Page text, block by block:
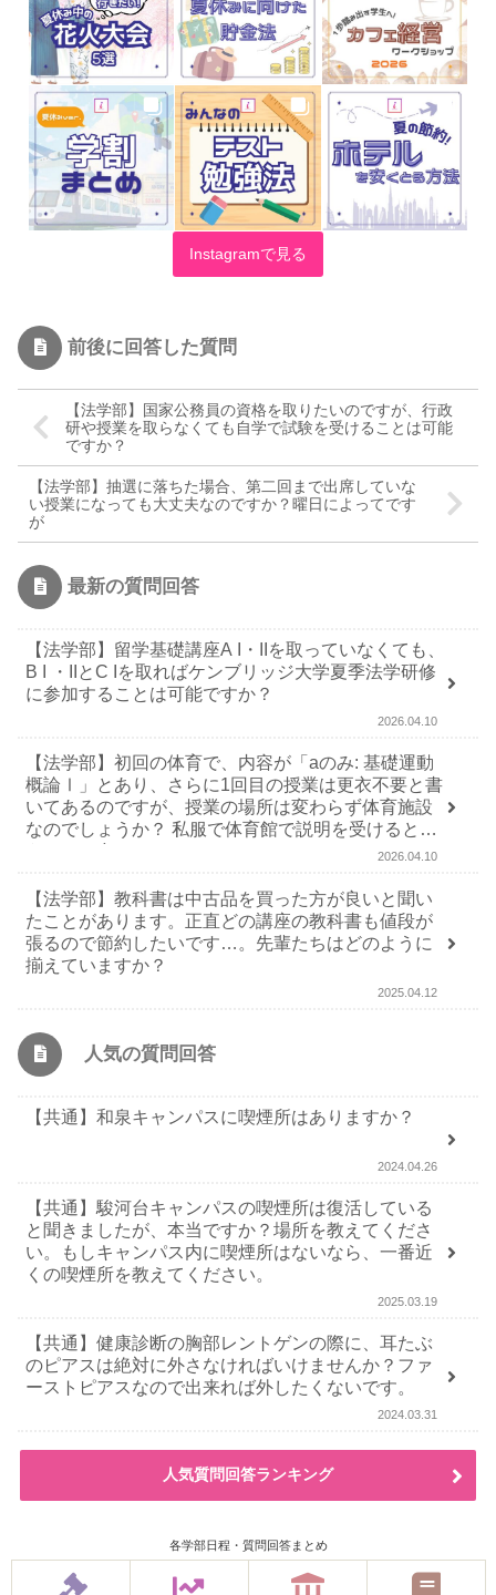
Instagramで見る
前後に回答した質問
【法学部】国家公務員の資格を取りたいのですが、行政
研や授業を取らなくても自学で試験を受けることは可能
ですか？
【法学部】抽選に落ちた場合、第二回まで出席していな
い授業になっても大丈夫なのですか？曜日によってです
が
最新の質問回答
【法学部】留学基礎講座A I・IIを取っていなくても、
B I ・IIとC Iを取ればケンブリッジ大学夏季法学研修
に参加することは可能ですか？
2026.04.10
【法学部】初回の体育で、内容が「aのみ: 基礎運動
概論Ⅰ」とあり、さらに1回目の授業は更衣不要と書
いてあるのですが、授業の場所は変わらず体育施設
なのでしょうか？ 私服で体育館で説明を受けるとい
2026.04.10
【法学部】教科書は中古品を買った方が良いと聞い
たことがあります。正直どの講座の教科書も値段が
張るので節約したいです…。先輩たちはどのように
揃えていますか？
2025.04.12
人気の質問回答
【共通】和泉キャンパスに喫煙所はありますか？
2024.04.26
【共通】駿河台キャンパスの喫煙所は復活している
と聞きましたが、本当ですか？場所を教えてくださ
い。もしキャンパス内に喫煙所はないなら、一番近
くの喫煙所を教えてください。
2025.03.19
【共通】健康診断の胸部レントゲンの際に、耳たぶ
のピアスは絶対に外さなければいけませんか？ファ
ーストピアスなので出来れば外したくないです。
2024.03.31
人気質問回答ランキング
各学部日程・質問回答まとめ